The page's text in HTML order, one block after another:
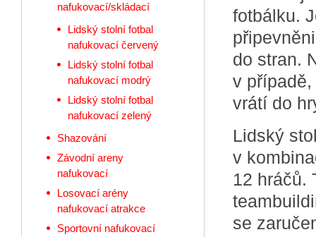
fotbálku.
do stran.
v
vrátí do
Lidský
v
12 hráčů.
se
nafukovací/skládací
Lidský stolní fotbal
nafukovací červený
Lidský stolní fotbal
nafukovací modrý
Lidský stolní fotbal
nafukovací zelený
Shazování
Závodní areny
nafukovací
Losovací arény
nafukovací atrakce
Sportovní nafukovací